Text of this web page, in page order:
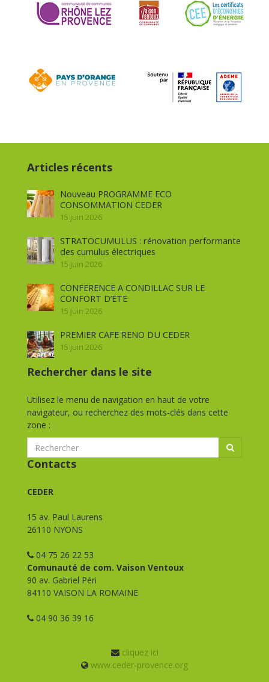
Articles récents
Nouveau PROGRAMME ECO
CONSOMMATION CEDER
15 juin 2026
STRATOCUMULUS : rénovation performante
des cumulus électriques
15 juin 2026
CONFERENCE A CONDILLAC SUR LE
CONFORT D’ETE
15 juin 2026
PREMIER CAFE RENO DU CEDER
15 juin 2026
Rechercher dans le site
Utilisez le menu de navigation en haut de votre
navigateur, ou recherchez des mots-clés dans cette
zone :
Contacts
CEDER
15 av. Paul Laurens
26110 NYONS
04 75 26 22 53
Comunauté de com. Vaison Ventoux
90 av. Gabriel Péri
84110 VAISON LA ROMAINE
04 90 36 39 16
cliquez ici
www.ceder-provence.org